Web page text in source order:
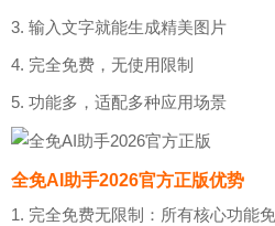
3. 输入文字就能生成精美图片
4. 完全免费，无使用限制
5. 功能多，适配多种应用场景
全免AI助手2026官方正版优势
1. 完全免费无限制：所有核心功能